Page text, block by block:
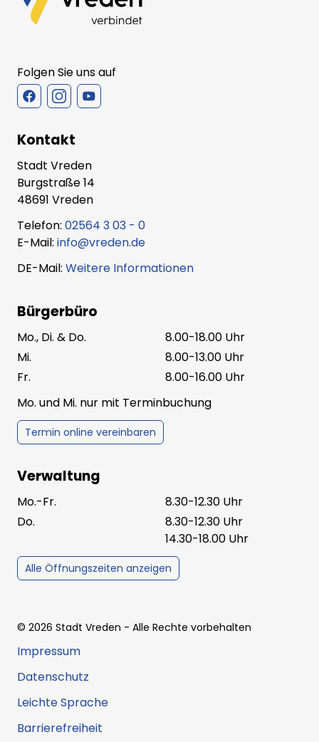
Folgen Sie uns auf
Kontakt
Stadt Vreden
Burgstraße 14
48691 Vreden
Telefon: 02564 3 03 - 0
E-Mail: info@vreden.de
DE-Mail: Weitere Informationen
Bürgerbüro
Mo., Di. & Do.
8.00-18.00 Uhr
Mi.
8.00-13.00 Uhr
Fr.
8.00-16.00 Uhr
Mo. und Mi. nur mit Terminbuchung
Termin online vereinbaren
Verwaltung
Mo.-Fr.
8.30-12.30 Uhr
Do.
8.30-12.30 Uhr
14.30-18.00 Uhr
Alle Öffnungszeiten anzeigen
© 2026 Stadt Vreden - Alle Rechte vorbehalten
Impressum
Datenschutz
Leichte Sprache
Barrierefreiheit